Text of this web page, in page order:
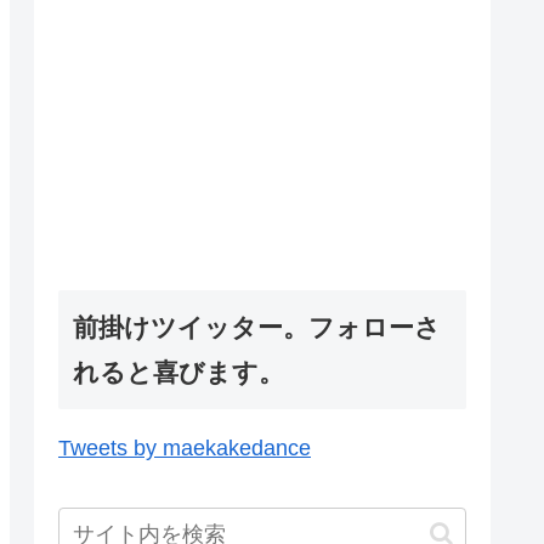
前掛けツイッター。フォローさ
れると喜びます。
Tweets by maekakedance